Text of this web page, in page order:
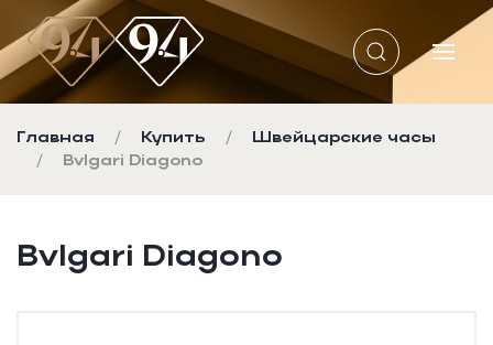
Перейти к содержимому
Главная Купить
Швейцарские часы
Bvlgari Diagono
Bvlgari Diagono